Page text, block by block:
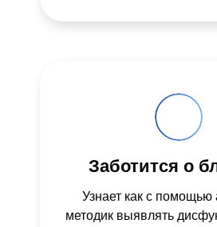
Заботится о
Узнает как с помощью
методик выявлять